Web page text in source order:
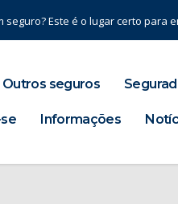
seguro? Este é o lugar certo para
Outros seguros
Informações